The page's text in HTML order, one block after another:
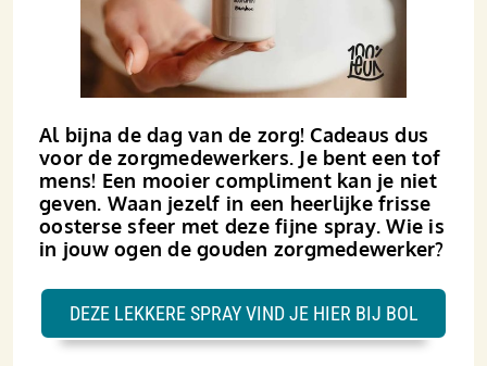
Al bijna de dag van de zorg! Cadeaus dus
voor de zorgmedewerkers. Je bent een tof
mens! Een mooier compliment kan je niet
geven. Waan jezelf in een heerlijke frisse
oosterse sfeer met deze fijne spray. Wie is
in jouw ogen de gouden zorgmedewerker?
DEZE LEKKERE SPRAY VIND JE HIER BIJ BOL